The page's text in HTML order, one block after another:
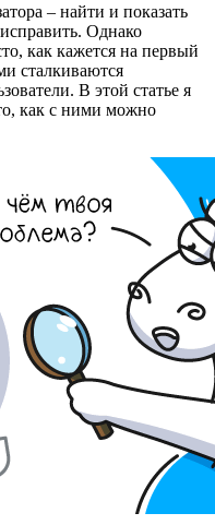
– найти и показать
Однако
как кажется на первый
сталкиваются
В этой статье я
как с ними можно